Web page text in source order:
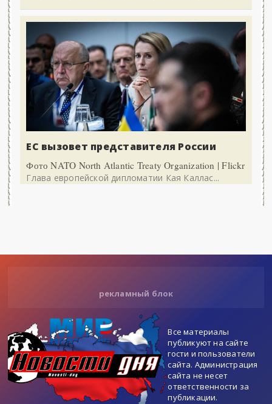
ЕС вызовет представителя России
Фото NATO North Atlantic Treaty Organization | Flickr
Глава европейской дипломатии Кая Каллас...
рекламный блок
Все материалы
публикуют на сайте
гости и пользователи
сайта. Администрация
сайта не несет
ответственности за
публикации.